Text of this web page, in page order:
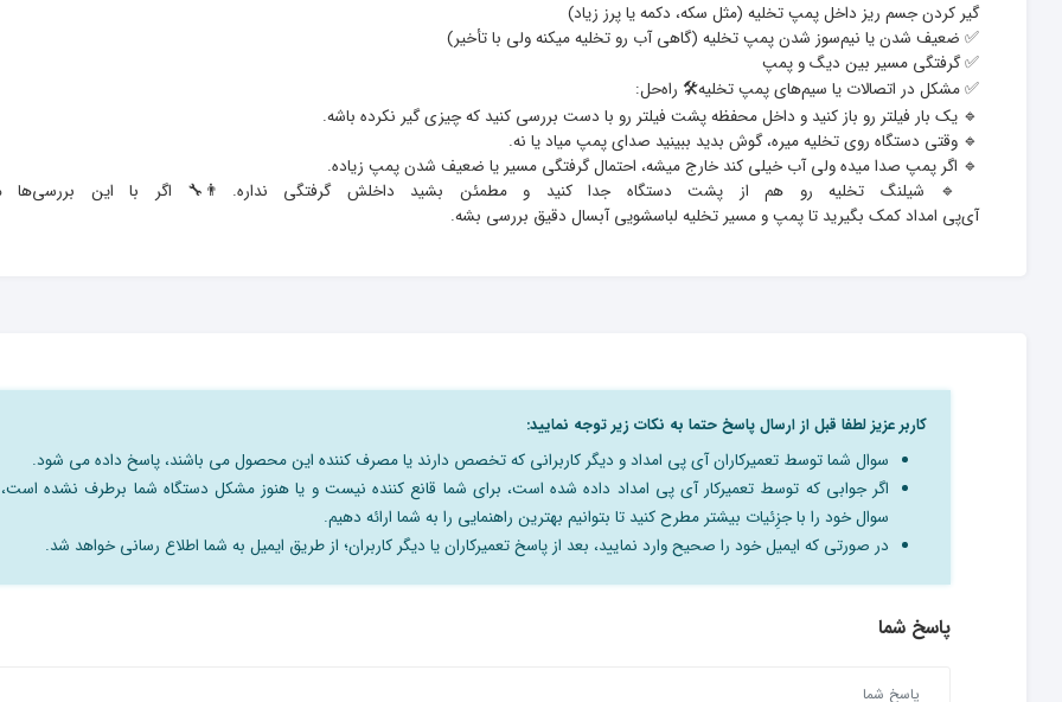
🔹 شیلنگ
آی‌پی امداد کمک بگیرید تا پمپ و مسیر تخلیه لباسشویی آبسال دقیق بررسی بشه.
کاربر عزیز لطفا قبل از ارسال پاسخ حتما به نکات زیر توجه نمایید:
سوال شما توسط تعمیرکاران آی پی امداد و دیگر کاربرانی که تخصص دارند یا مصرف کننده این محصول می باشند، پاسخ داده می شود.
اگر جوابی که توسط تعمیرکار آی پی امداد داده شده است، برای شما قانع کننده نیست و یا هنوز مشکل دستگاه شما برطرف نشده است،
سوال خود را با جزِئیات بیشتر مطرح کنید تا بتوانیم بهترین راهنمایی را به شما ارائه دهیم.
در صورتی که ایمیل خود را صحیح وارد نمایید، بعد از پاسخ تعمیرکاران یا دیگر کاربران؛ از طریق ایمیل به شما اطلاع رسانی خواهد شد.
پاسخ شما